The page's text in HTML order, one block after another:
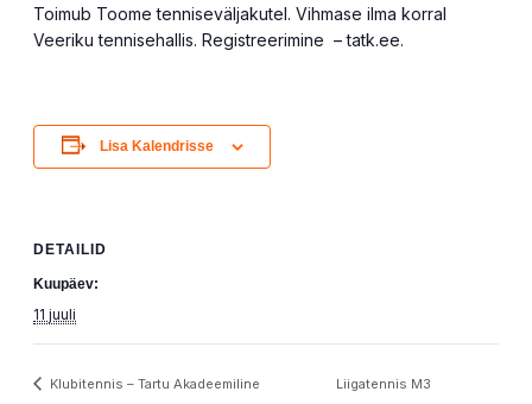
Toimub Toome tenniseväljakutel. Vihmase ilma korral
Veeriku tennisehallis. Registreerimine – tatk.ee.
Lisa Kalendrisse
DETAILID
Kuupäev:
11 juuli
Klubitennis – Tartu Akadeemiline
Liigatennis M3